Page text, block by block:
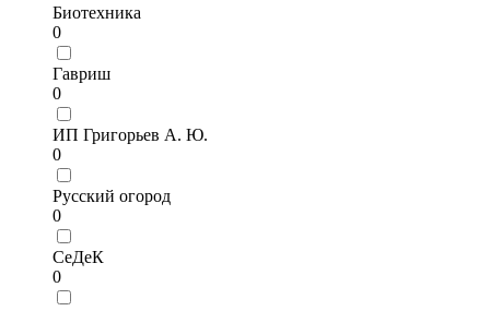
Биотехника
0
Гавриш
0
ИП Григорьев А. Ю.
0
Русский огород
0
СеДеК
0